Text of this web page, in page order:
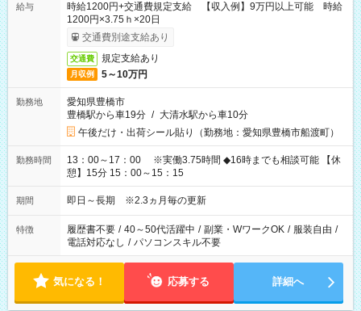
給与
時給1200円+交通費規定支給 【収入例】9万円以上可能 時給
1200円×3.75ｈ×20日
交通費別途支給あり
交通費 規定支給あり
月収例 5～10万円
勤務地
愛知県豊橋市
豊橋駅から車19分 / 大清水駅から車10分
午後だけ・出荷シール貼り（勤務地：愛知県豊橋市船渡町）
勤務時間
13：00～17：00 ※実働3.75時間 ◆16時までも相談可能 【休
憩】15分 15：00～15：15
期間 即日～長期 ※2.3ヵ月毎の更新
特徴 履歴書不要 / 40～50代活躍中 / 副業・WワークOK / 服装自由 /
電話対応なし / パソコンスキル不要
気になる！ 応募する 詳細へ